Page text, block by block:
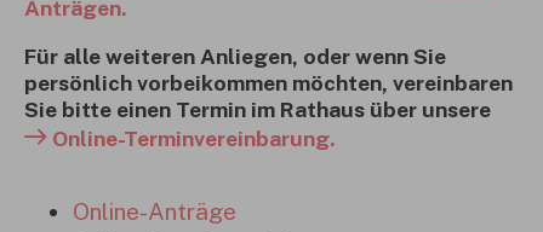
Anträgen.
Für alle weiteren Anliegen, oder wenn Sie
persönlich vorbeikommen möchten, vereinbaren
Sie bitte einen Termin im Rathaus über unsere
Online-Terminvereinbarung.
Online-Anträge